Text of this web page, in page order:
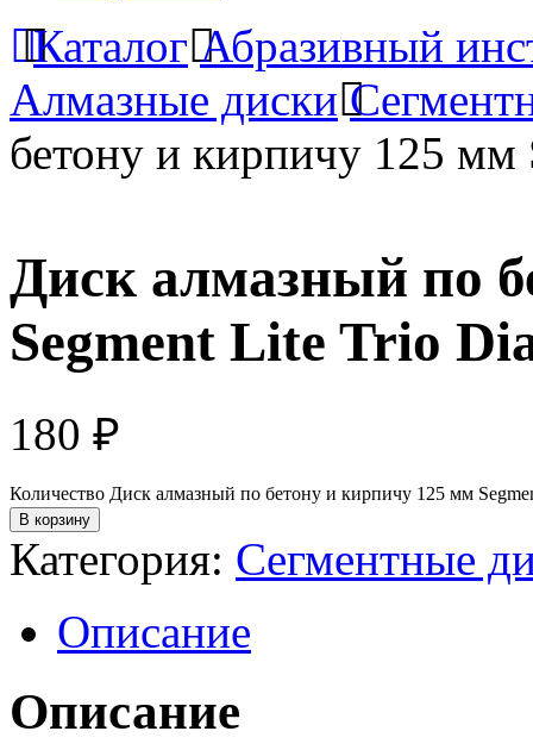
Каталог Абразивный
Алмазные диски
бетону и кирпичу 125
Диск алмазный по
Segment Lite Trio
180 ₽
Количество Диск алмазный по бетону и кирпичу 125 мм
В корзину
Категория: Сегментные
Описание
Описание